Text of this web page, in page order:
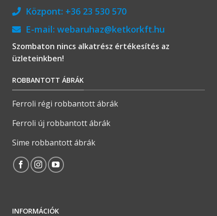
Központ: +36 23 530 570
E-mail: webaruhaz@ketkorkft.hu
Szombaton nincs alkatrész értékesítés az
üzleteinkben!
ROBBANTOTT ÁBRÁK
Ferroli régi robbantott ábrák
Ferroli új robbantott ábrák
Sime robbantott ábrák
INFORMÁCIÓK